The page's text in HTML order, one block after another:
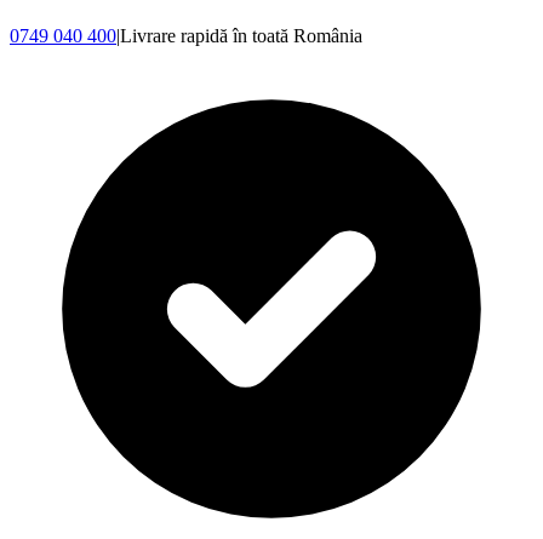
0749 040 400|Livrare rapidă în toată România